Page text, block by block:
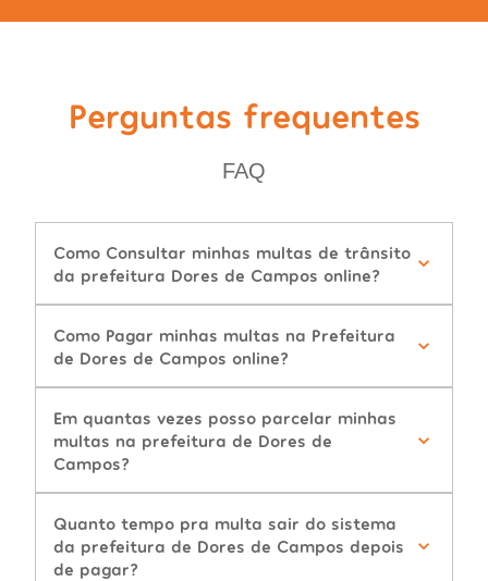
Perguntas frequentes
FAQ
Como Consultar minhas multas de trânsito
da prefeitura Dores de Campos online?
Como Pagar minhas multas na Prefeitura
de Dores de Campos online?
Em quantas vezes posso parcelar minhas
multas na prefeitura de Dores de
Campos?
Quanto tempo pra multa sair do sistema
da prefeitura de Dores de Campos depois
de pagar?